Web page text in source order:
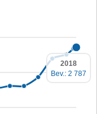
2018
Bev.: 2 787